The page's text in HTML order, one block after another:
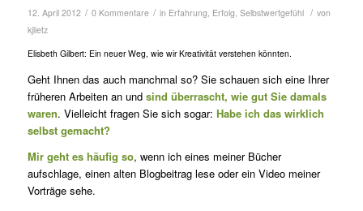
12. April 2012 / 0 Kommentare / in Erfahrung, Erfolg, Selbstwertgefühl / von
kjlietz
Elisbeth Gilbert: Ein neuer Weg, wie wir Kreativität verstehen könnten.
Geht Ihnen das auch manchmal so? Sie schauen sich eine Ihrer
früheren Arbeiten an und sind überrascht, wie gut Sie damals
waren. Vielleicht fragen Sie sich sogar: Habe ich das wirklich
selbst gemacht?
Mir geht es häufig so, wenn ich eines meiner Bücher
aufschlage, einen alten Blogbeitrag lese oder ein Video meiner
Vorträge sehe.